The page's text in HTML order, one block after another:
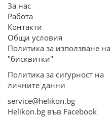
За нас
Работа
Контакти
Общи условия
Политика за използване на
"бисквитки"
Политика за сигурност на
личните данни
service@helikon.bg
Helikon.bg във Facebook